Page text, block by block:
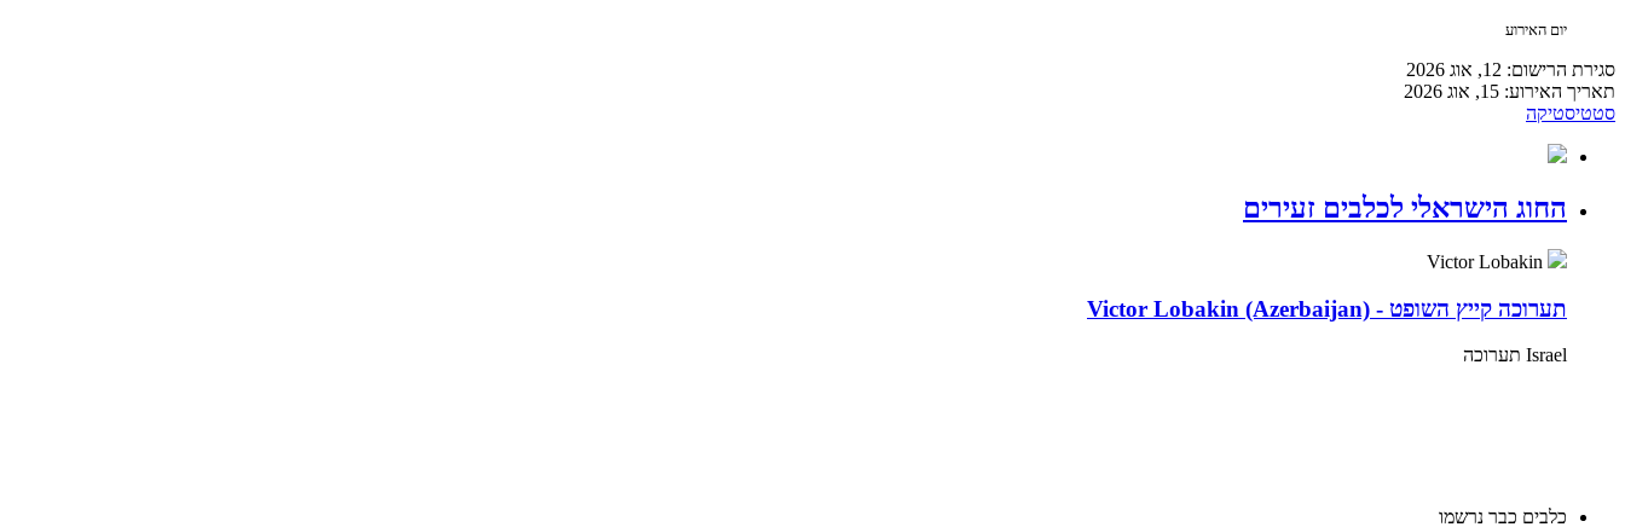
יום האירוע
סגירת הרישום: 12, אוג 2026
תאריך האירוע: 15, אוג 2026
סטטיסטיקה
החוג הישראלי לכלבים זעירים
תערוכה קייץ השופט - Victor Lobakin (Azerbaijan)
Israel תערוכה
כלבים כבר נרשמו